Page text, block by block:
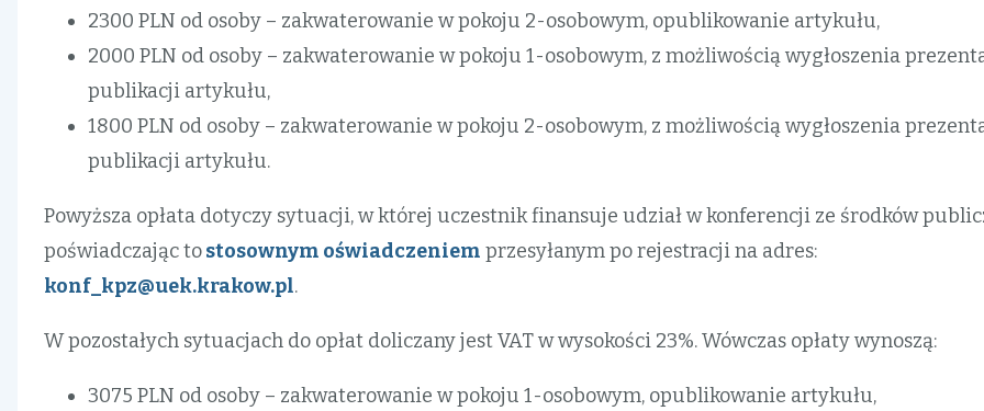
2300 PLN od osoby – zakwaterowanie w pokoju 2-osobowym, opublikowanie artykułu,
2000 PLN od osoby – zakwaterowanie w pokoju 1-osobowym, z możliwością wygłoszenia
publikacji artykułu,
1800 PLN od osoby – zakwaterowanie w pokoju 2-osobowym, z możliwością wygłoszenia
publikacji artykułu.
Powyższa opłata dotyczy sytuacji, w której uczestnik finansuje udział w konferencji ze środków
poświadczając tostosownym oświadczeniem przesyłanym po rejestracji na adres:
konf_kpz@uek.krakow.pl.
W pozostałych sytuacjach do opłat doliczany jest VAT w wysokości 23%. Wówczas opłaty wynoszą:
3075 PLN od osoby – zakwaterowanie w pokoju 1-osobowym, opublikowanie artykułu,